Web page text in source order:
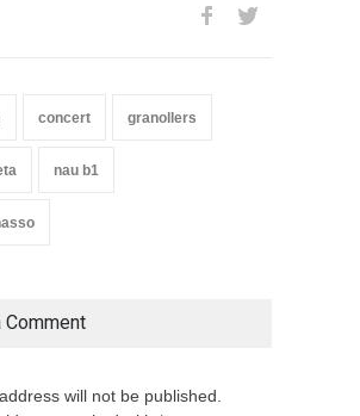
concert granollers
nau b1
Comment
will not be published.